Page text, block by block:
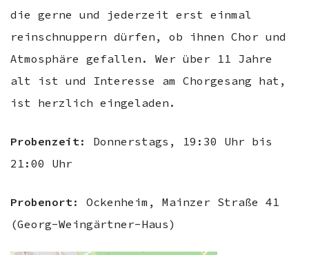
die gerne und jederzeit erst einmal
reinschnuppern dürfen, ob ihnen Chor und
Atmosphäre gefallen. Wer über 11 Jahre
alt ist und Interesse am Chorgesang hat,
ist herzlich eingeladen.
Probenzeit: Donnerstags, 19:30 Uhr bis
21:00 Uhr
Probenort: Ockenheim, Mainzer Straße 41
(Georg-Weingärtner-Haus)